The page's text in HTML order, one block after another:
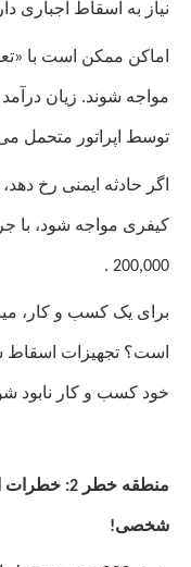
نیاز به اسقاط اجباری
اماکن ممکن است با
مواجه شوند. زیان
توسط اپراتور متحمل
اگر حادثه ایمنی رخ
کیفری مواجه شود، با
200,000.
برای یک کسب و کار،
است؟ تجهیزات اسقاط
خود کسب و کار نابود
منطقه خطر
شخصی!